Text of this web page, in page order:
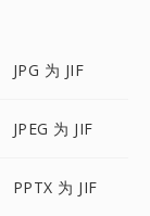
JPG 为 JIF
JPEG 为 JIF
PPTX 为 JIF